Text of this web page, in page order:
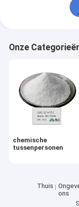
Onze
chemische
tussenpersonen
Thuis
ons